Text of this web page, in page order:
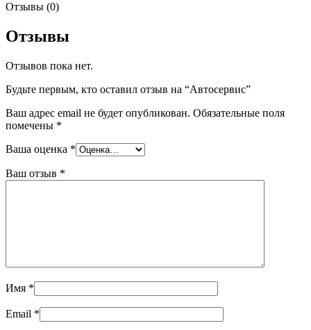
Отзывы (0)
Отзывы
Отзывов пока нет.
Будьте первым, кто оставил отзыв на “Автосервис”
Ваш адрес email не будет опубликован. Обязательные поля
помечены *
Ваша оценка *
Ваш отзыв *
Имя *
Email *